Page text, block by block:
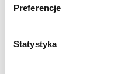
Preferencje
Statystyka